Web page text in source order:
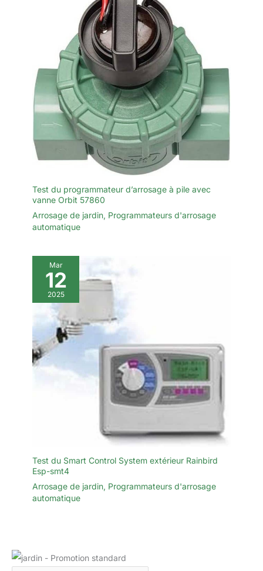
Test du programmateur d’arrosage à pile avec
vanne Orbit 57860
Arrosage de jardin, Programmateurs d'arrosage
automatique
Mar
12
2025
Test du Smart Control System extérieur Rainbird
Esp-smt4
Arrosage de jardin, Programmateurs d'arrosage
automatique